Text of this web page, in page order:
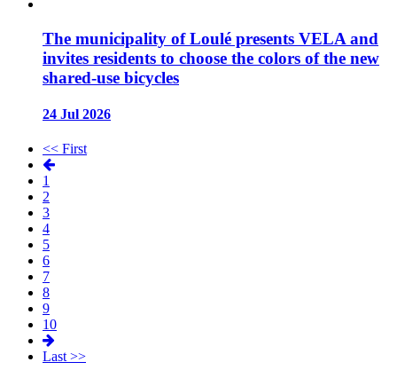
The municipality of Loulé presents VELA and
invites residents to choose the colors of the new
shared-use bicycles
24 Jul 2026
<< First
1
2
3
4
5
6
7
8
9
10
Last >>